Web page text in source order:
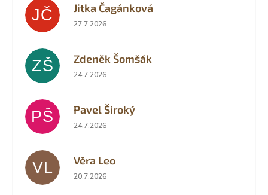
JČ Jitka Čagánková
Hodnocení obchodu je 5 z 5 hvězdiček.
27.7.2026
ZŠ Zdeněk Šomšák
Hodnocení obchodu je 5 z 5 hvězdiček.
24.7.2026
PŠ Pavel Široký
Hodnocení obchodu je 5 z 5 hvězdiček.
24.7.2026
VL Věra Leo
Hodnocení obchodu je 5 z 5 hvězdiček.
20.7.2026